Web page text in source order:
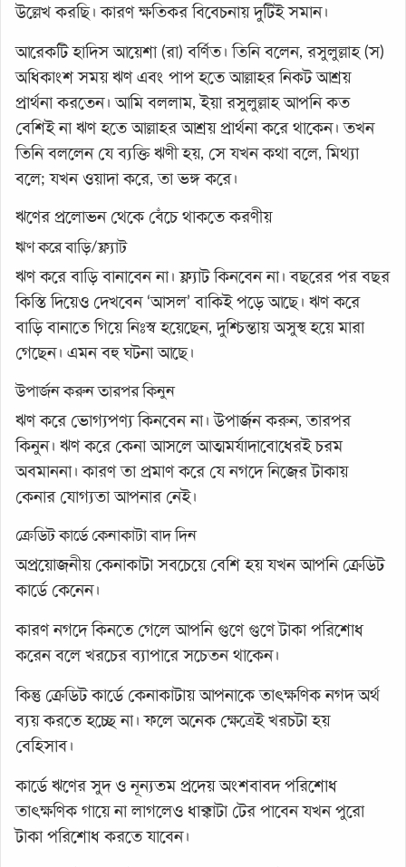
উল্লেখ করছি। কারণ ক্ষতিকর বিবেচনায় দুটিই সমান।
আরেকটি হাদিস আয়েশা (রা) বর্ণিত। তিনি বলেন, রসুলুল্লাহ (স)
অধিকাংশ সময় ঋণ এবং পাপ হতে আল্লাহর নিকট আশ্রয়
প্রার্থনা করতেন। আমি বললাম, ইয়া রসুলুল্লাহ আপনি কত
বেশিই না ঋণ হতে আল্লাহর আশ্রয় প্রার্থনা করে থাকেন। তখন
তিনি বললেন যে ব্যক্তি ঋণী হয়, সে যখন কথা বলে, মিথ্যা
বলে; যখন ওয়াদা করে, তা ভঙ্গ করে।
ঋণের প্রলোভন থেকে বেঁচে থাকতে করণীয়
ঋণ করে বাড়ি/ফ্ল্যাট
ঋণ করে বাড়ি বানাবেন না। ফ্ল্যাট কিনবেন না। বছরের পর বছর
কিস্তি দিয়েও দেখবেন ‘আসল’ বাকিই পড়ে আছে। ঋণ করে
বাড়ি বানাতে গিয়ে নিঃস্ব হয়েছেন, দুশ্চিন্তায় অসুস্থ হয়ে মারা
গেছেন। এমন বহু ঘটনা আছে।
উপার্জন করুন তারপর কিনুন
ঋণ করে ভোগ্যপণ্য কিনবেন না। উপার্জন করুন, তারপর
কিনুন। ঋণ করে কেনা আসলে আত্মমর্যাদাবোধেরই চরম
অবমাননা। কারণ তা প্রমাণ করে যে নগদে নিজের টাকায়
কেনার যোগ্যতা আপনার নেই।
ক্রেডিট কার্ডে কেনাকাটা বাদ দিন
অপ্রয়োজনীয় কেনাকাটা সবচেয়ে বেশি হয় যখন আপনি ক্রেডিট
কার্ডে কেনেন।
কারণ নগদে কিনতে গেলে আপনি গুণে গুণে টাকা পরিশোধ
করেন বলে খরচের ব্যাপারে সচেতন থাকেন।
কিন্তু ক্রেডিট কার্ডে কেনাকাটায় আপনাকে তাৎক্ষণিক নগদ অর্থ
ব্যয় করতে হচ্ছে না। ফলে অনেক ক্ষেত্রেই খরচটা হয়
বেহিসাব।
কার্ডে ঋণের সুদ ও নূন্যতম প্রদেয় অংশবাবদ পরিশোধ
তাৎক্ষণিক গায়ে না লাগলেও ধাক্কাটা টের পাবেন যখন পুরো
টাকা পরিশোধ করতে যাবেন।